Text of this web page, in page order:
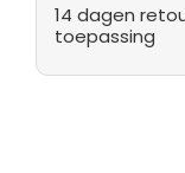
14 dagen
toepassing